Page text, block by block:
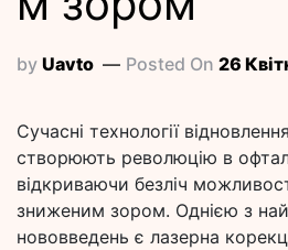
by Uavto Posted On 26
Сучасні технології
створюють революцію в
відкриваючи безліч
зниженим зором. Однією з
нововведень є лазерна